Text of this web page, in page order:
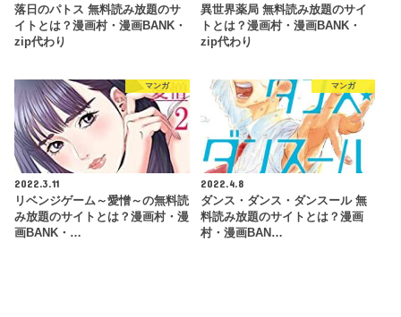
落日のパトス 無料読み放題のサ
イトとは？漫画村・漫画BANK・
zip代わり
異世界薬局 無料読み放題のサイ
トとは？漫画村・漫画BANK・
zip代わり
マンガ
2022.3.11
リベンジゲーム～愛憎～の無料読
み放題のサイトとは？漫画村・漫
画BANK・…
マンガ
2022.4.8
ダンス・ダンス・ダンスール 無
料読み放題のサイトとは？漫画
村・漫画BAN…